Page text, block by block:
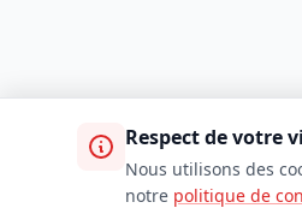
Respect de votre
Nous utilisons des
notre politique de